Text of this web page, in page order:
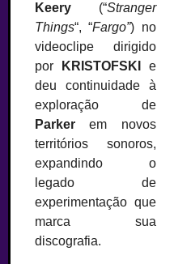
Keery (“Stranger
Things“, “Fargo”) no
videoclipe dirigido
por
KRISTOFSKI
e
deu continuidade à
exploração de
Parkerem novos
territórios sonoros,
expandindo o
legado de
experimentação que
marca sua
discografia.